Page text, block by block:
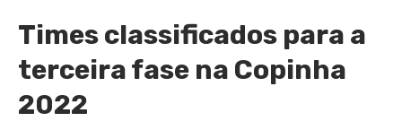
Times classificados para a
terceira fase na Copinha
2022